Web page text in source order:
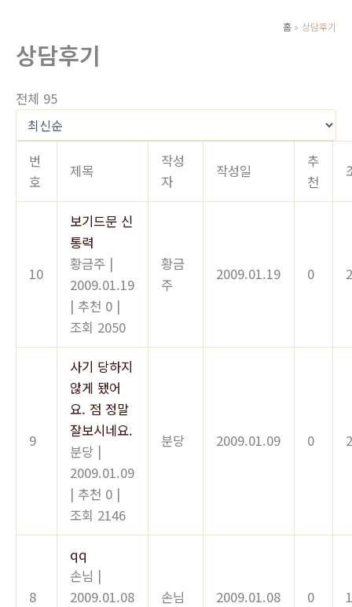
홈 상담후기
상담후기
전체 95
번
호
제목
작성
자
작성일
추
천
10
보기드문 신
통력
황금주 |
2009.01.19
| 추천 0 |
조회 2050
황금
주
2009.01.19 0
9
사기 당하지
않게 됐어
요. 점 정말
잘보시네요.
분당 |
2009.01.09
| 추천 0 |
조회 2146
분당 2009.01.09 0
8
qq
손님 |
2009.01.08
손님 2009.01.08 0